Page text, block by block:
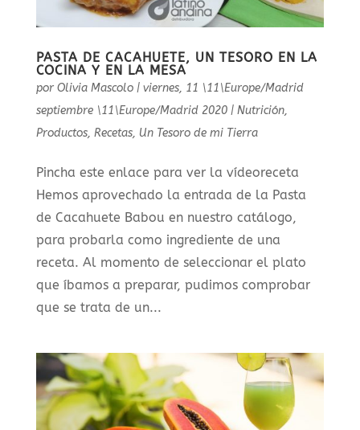
PASTA DE CACAHUETE, UN TESORO EN LA
COCINA Y EN LA MESA
por Olivia Mascolo| viernes, 11 \11\Europe/Madrid
septiembre \11\Europe/Madrid 2020| Nutrición,
Productos, Recetas, Un Tesoro de mi Tierra
Pincha este enlace para ver la vídeoreceta
Hemos aprovechado la entrada de la Pasta
de Cacahuete Babou en nuestro catálogo,
para probarla como ingrediente de una
receta. Al momento de seleccionar el plato
que íbamos a preparar, pudimos comprobar
que se trata de un...